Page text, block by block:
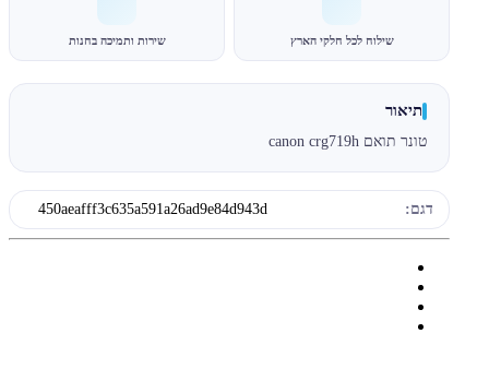
שילוח לכל חלקי הארץ שירות ותמיכה בחנות
תיאור
טונר תואם canon crg719h
דגם: 450aeafff3c635a591a26ad9e84d943d